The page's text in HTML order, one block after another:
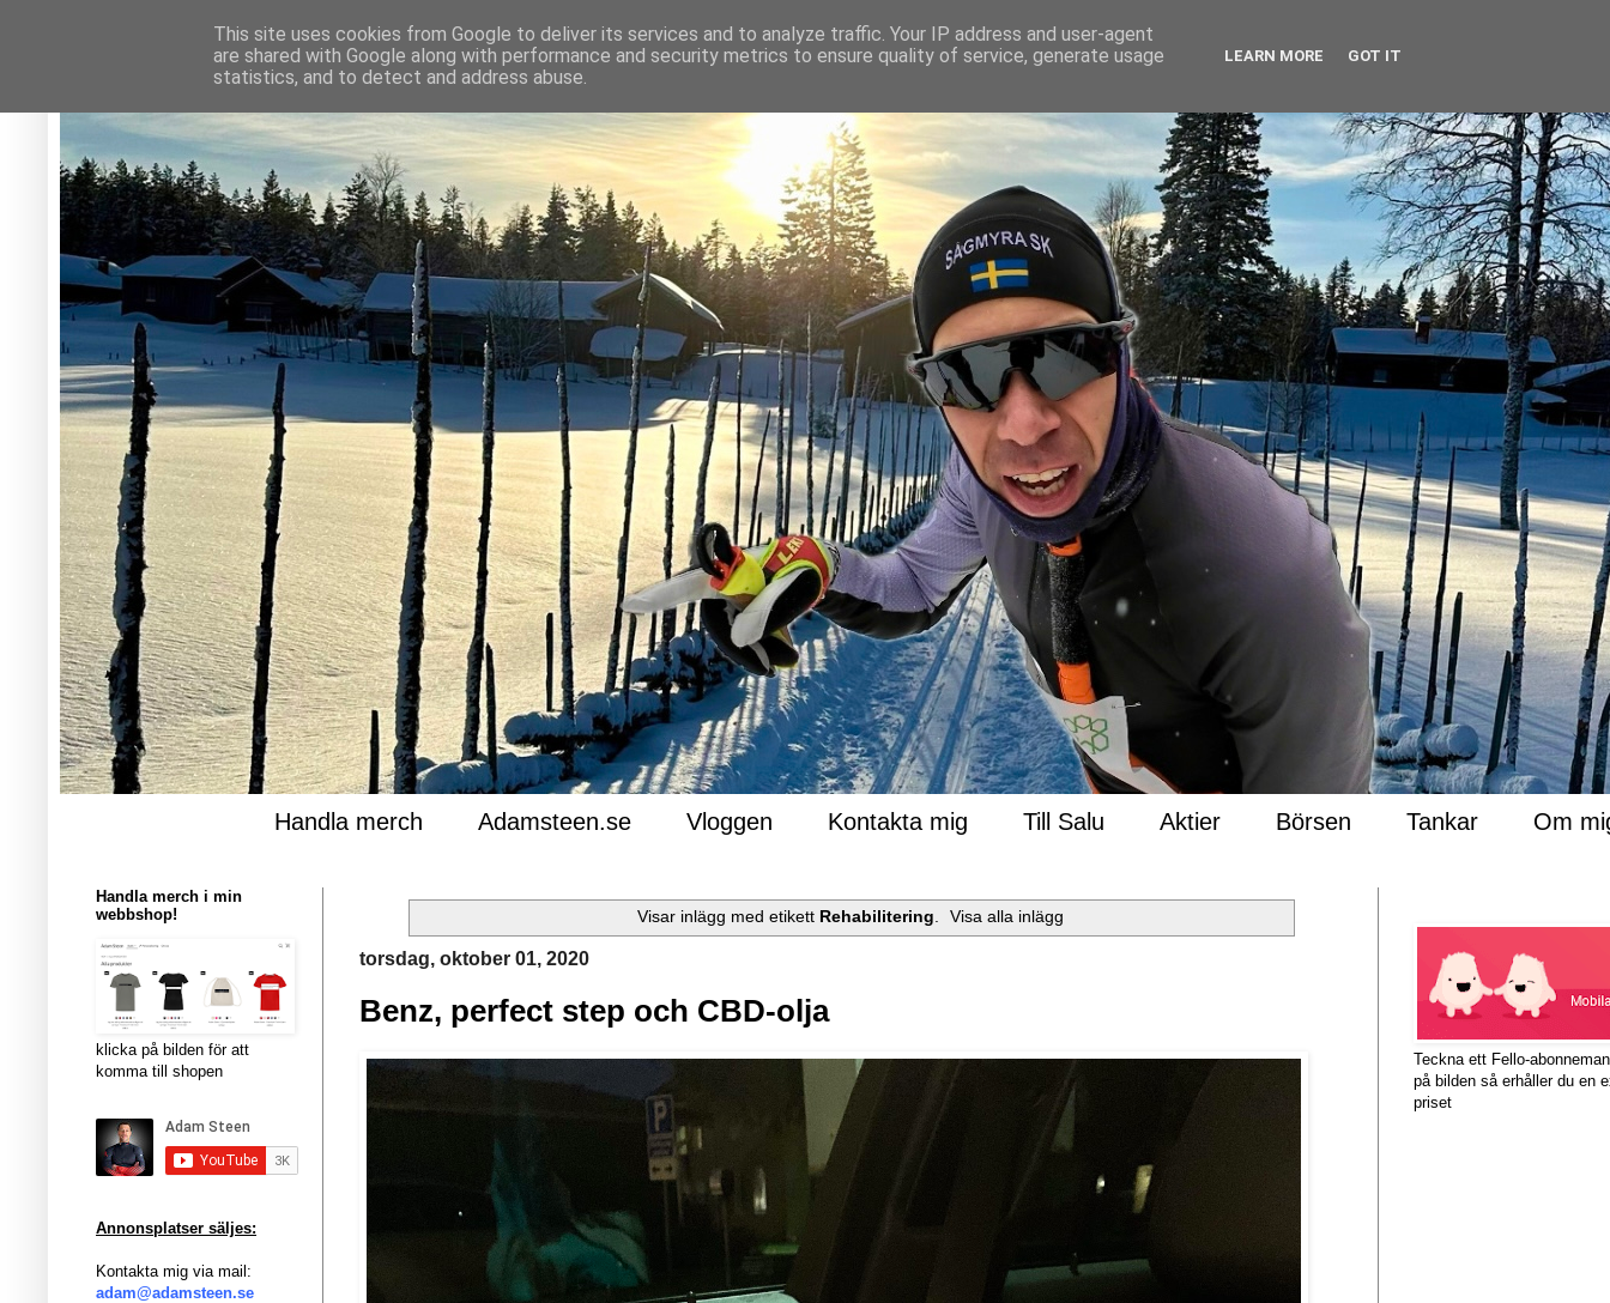
Handla merch Adamsteen.se Vloggen Kontakta mig Till Salu Aktier Börsen Tankar Om
Visar inlägg med etikett Rehabilitering. Visa alla inlägg
torsdag, oktober 01, 2020
Benz, perfect step och CBD-olja
Handla merch i min
webbshop!
klicka på bilden för att
komma till shopen
Annonsplatser säljes:
Kontakta mig via mail:
adam@adamsteen.se
Teckna ett Fello-
på bilden så erhåller du en
priset
This site uses cookies from Google to deliver its services and to analyze traffic. Your IP address and user-agent
are shared with Google along with performance and security metrics to ensure quality of service, generate usage
statistics, and to detect and address abuse.
LEARN MORE GOT IT